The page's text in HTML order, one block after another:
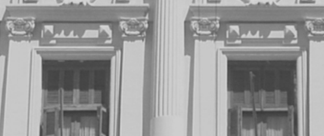
Geociencias
Informática
Matemática
Egresados